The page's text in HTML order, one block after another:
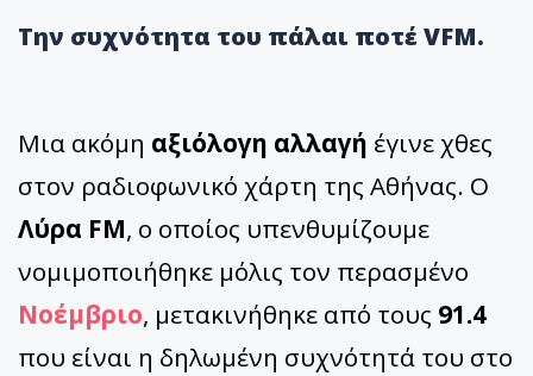
Την συχνότητα του πάλαι ποτέ VFM.
Μια ακόμη αξιόλογη αλλαγή έγινε χθες
στον ραδιοφωνικό χάρτη της Αθήνας. Ο
Λύρα FM, ο οποίος υπενθυμίζουμε
νομιμοποιήθηκε μόλις τον περασμένο
Νοέμβριο, μετακινήθηκε από τους 91.4
που είναι η δηλωμένη συχνότητά του στο